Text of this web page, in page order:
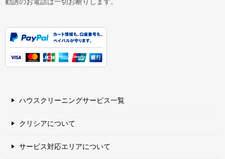
ハウスクリーニングサービス一覧
クリシアについて
サービス対応エリアについて